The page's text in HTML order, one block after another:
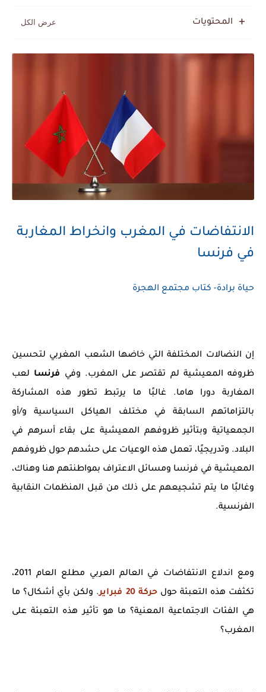
المحتويات
الانتفاضات في المغرب وانخراط المغاربة
في فرنسا
حياة برادة- كتاب مجتمع الهجرة
إن النضالات المختلفة التي خاضها الشعب المغربي لتحسين
ظروفه المعيشية لم تقتصر على المغرب. وفي فرنسا لعب
المغاربة دورا هاما. غالبًا ما يرتبط تطور هذه المشاركة
بالتزاماتهم السابقة في مختلف الهياكل السياسية و/أو
الجمعياتية وبتأثير ظروفهم المعيشية على بقاء أسرهم في
البلاد. وتدريجيًا، تعمل هذه الوعيات على حشدهم حول ظروفهم
المعيشية في فرنسا ومسائل الاعتراف بمواطنتهم هنا وهناك،
وغالبًا ما يتم تشجيعهم على ذلك من قبل المنظمات النقابية
الفرنسية.
ومع اندلاع الانتفاضات في العالم العربي مطلع العام 2011،
تكثفت هذه التعبئة حولحركة 20 فبراير
. ولكن بأي أشكال؟ ما
هي الفئات الاجتماعية المعنية؟ ما هو تأثير هذه التعبئة على
المغرب؟